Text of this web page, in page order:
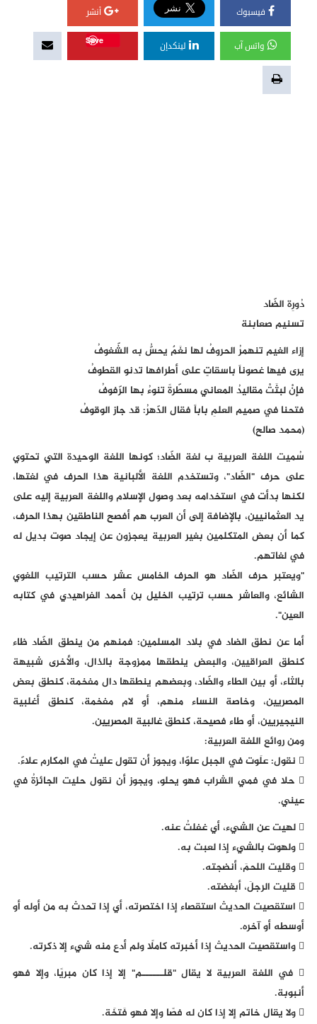
فيسبوك أنشر
واتس آب لينكدإن
Save
دُورِة الضّاد
تسنيم صعابنة
إزاء الغيم تنهمرُ الحروفُ لها نغَمٌ يحسُّ به الشّغوفُ
يرى فيها غصوناً باسقاتٍ على أطرافها تدنو القطوفُ
فإنْ لبثَتْ مقاليدُ المعاني مسطّرةً تنوءُ بها الرّفوفُ
فتحنا في صميم العلمِ باباً فقال الدّهرُ: قد جاز الوقوفُ
(محمد صالح)
سُميت اللغة العربية ب لغة الضّاد؛ كونها اللغة الوحيدة التي تحتوي
على حرف "الضّاد"، وتستخدم اللغة الألبانية هذا الحرف في لغتها،
لكنها بدأت في استخدامه بعد وصول الإسلام واللغة العربية إليه على
يد العثمانيين، بالإضافة إلى أن العرب هم أفصح الناطقين بهذا الحرف،
كما أن بعض المتكلمين بغير العربية يعجزون عن إيجاد صوت بديل له
في لغاتهم.
"ويعتبر حرف الضّاد هو الحرف الخامس عشر حسب الترتيب اللغوي
الشائع، والعاشر حسب ترتيب الخليل بن أحمد الفراهيدي في كتابه
العين".
أما عن نطق الضاد في بلاد المسلمين: فمنهم من ينطق الضّاد ظاء
كنطق العراقيين، والبعض ينطقها ممزوجة بالذال، والأخرى شبيهة
بالثاء، أو بين الطاء والضّاد، وبعضهم ينطقها دال مفخمة، كنطق بعض
المصريين، وخاصة النساء منهم، أو لام مفخمة، كنطق أغلبية
النيجيريين، أو طاء فصيحة، كنطق غالبية المصريين.
ومن روائع اللغة العربية:
 نقول: علَوت في الجبل علوّا، ويجوز أن تقول عليتُ في المكارم علاءّ.
 حلا في فمي الشراب فهو يحلو، ويجوز أن نقول حليت الجائزةُ في
عيني.
 لهيت عن الشيء، أي غفلتُ عنه.
 ولهوت بالشيء إذا لعبت به.
 وقليت اللحمَ، أنضجته.
 قليت الرجلَ، أبغضته.
 استقصيت الحديث استقصاء إذا اختصرته، أي إذا تحدث به من أوله أو
أوسطه أو آخره.
 واستقصيت الحديث إذا أخبرته كاملًا ولم أدع منه شيء إلا ذكرته.
 في اللغة العربية لا يقال "قلــــــم" إلا إذا كان مبريًا، وإلا فهو
أنبوبة.
 ولا يقال خاتم إلا إذا كان له فصًا وإلا فهو فَتخَة.